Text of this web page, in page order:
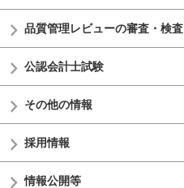
品質管理レビューの審査・検査
公認会計士試験
その他の情報
採用情報
情報公開等